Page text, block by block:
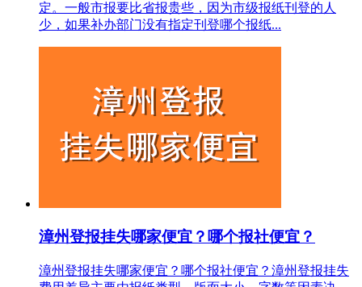
定。一般市报要比省报贵些，因为市级报纸刊登的人
少，如果补办部门没有指定刊登哪个报纸...
漳州登报挂失哪家便宜？哪个报社便宜？
漳州登报挂失哪家便宜？哪个报社便宜？漳州登报挂失